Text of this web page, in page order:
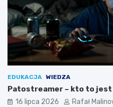
EDUKACJA WIEDZA
Patostreamer – kto to jest
16 lipca 2026 Rafał